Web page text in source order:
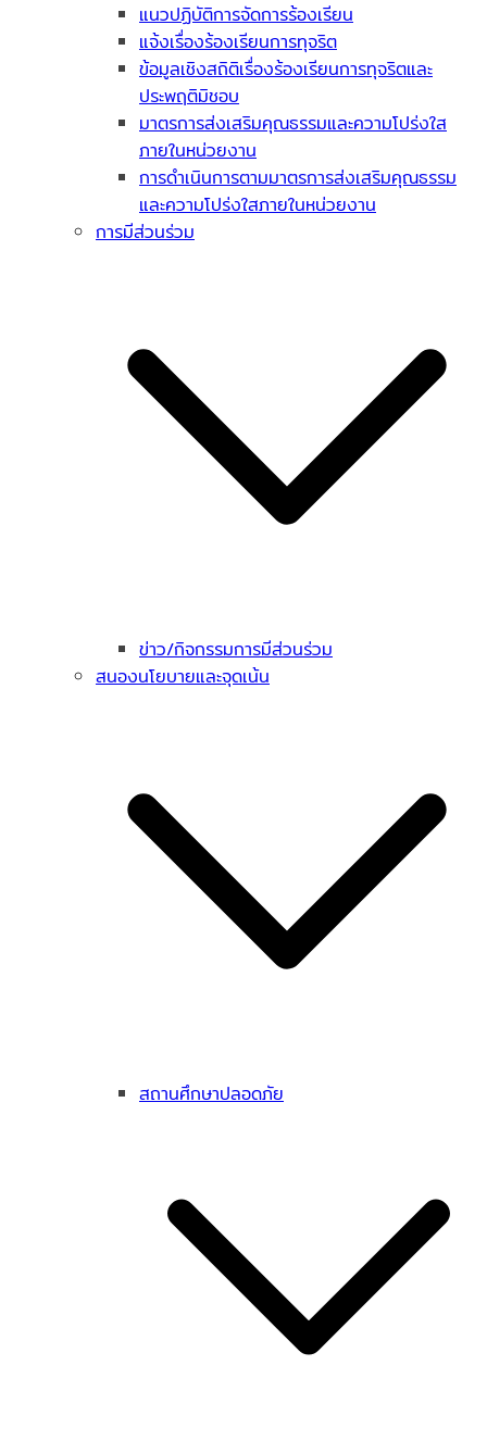
แนวปฏิบัติการจัดการร้องเรียน
แจ้งเรื่องร้องเรียนการทุจริต
ข้อมูลเชิงสถิติเรื่องร้องเรียนการทุจริตและ
ประพฤติมิชอบ
มาตรการส่งเสริมคุณธรรมและความโปร่งใส
ภายในหน่วยงาน
การดำเนินการตามมาตรการส่งเสริมคุณธรรม
และความโปร่งใสภายในหน่วยงาน
การมีส่วนร่วม
ข่าว/กิจกรรมการมีส่วนร่วม
สนองนโยบายและจุดเน้น
สถานศึกษาปลอดภัย